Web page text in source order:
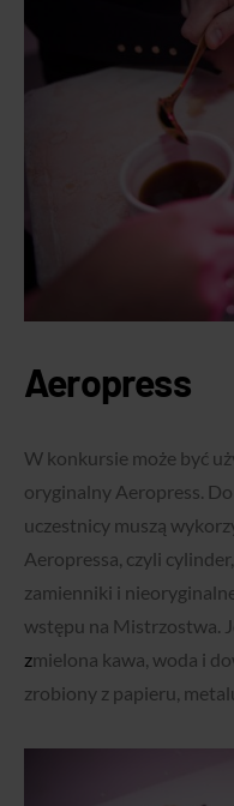
Aeropress
W konkursie może być
oryginalny Aeropress.
uczestnicy muszą
Aeropressa, czyli
zamienniki i
wstępu na Mistrzostwa.
zmielona kawa, woda i
zrobiony z papieru,